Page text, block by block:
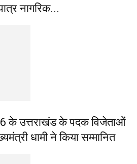
नागरिक...
के उत्तराखंड के पदक विजेताओं
धामी ने किया सम्मानित